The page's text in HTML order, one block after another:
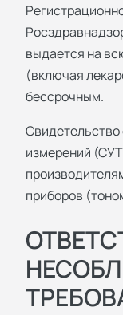
выдается на
(включая
бессрочным.
Свидетельство
измерений
приборов